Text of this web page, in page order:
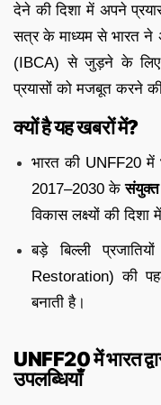
देने की दिशा में अपने
सत्र के माध्यम से भारत ने
(IBCA) से जुड़ने के लिए
प्रयासों को मजबूत करने
क्यों है यह खबरों में?
भारत की UNFF20 में
2017–2030 केसंयुक्त
विकास लक्ष्यों की
बड़े बिल्ली
Restoration) की
बनाती है।
UNFF20 में भारत
उपलब्धियाँ